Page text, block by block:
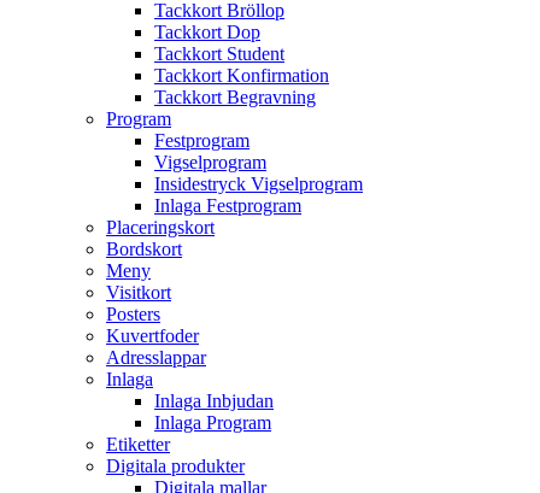
Tackkort Bröllop
Tackkort Dop
Tackkort Student
Tackkort Konfirmation
Tackkort Begravning
Program
Festprogram
Vigselprogram
Insidestryck Vigselprogram
Inlaga Festprogram
Placeringskort
Bordskort
Meny
Visitkort
Posters
Kuvertfoder
Adresslappar
Inlaga
Inlaga Inbjudan
Inlaga Program
Etiketter
Digitala produkter
Digitala mallar